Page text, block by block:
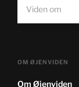
Viden om
OM ØJENVIDEN
Om Øjenviden